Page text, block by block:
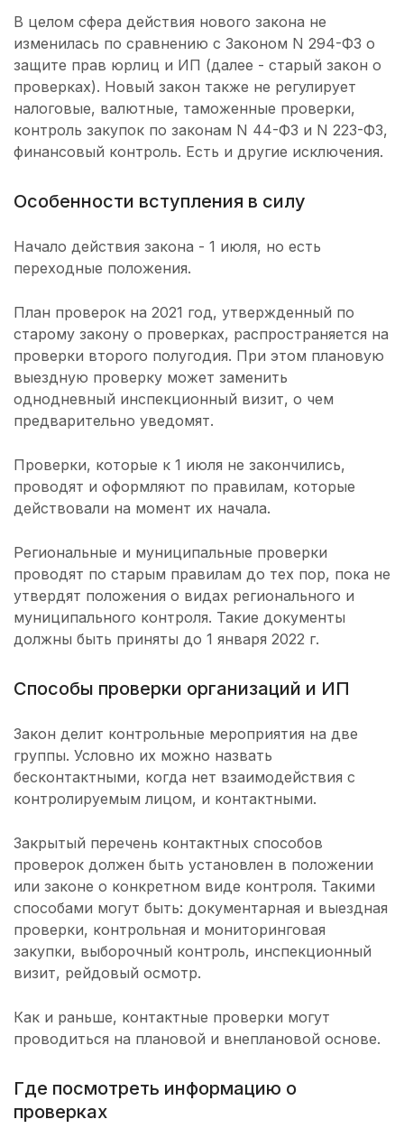
В целом сфера действия нового закона не
изменилась по сравнению с Законом N 294-ФЗ о
защите прав юрлиц и ИП (далее - старый закон о
проверках). Новый закон также не регулирует
налоговые, валютные, таможенные проверки,
контроль закупок по законам N 44-ФЗ и N 223-ФЗ,
финансовый контроль. Есть и другие исключения.
Особенности вступления в силу
Начало действия закона - 1 июля, но есть
переходные положения.
План проверок на 2021 год, утвержденный по
старому закону о проверках, распространяется на
проверки второго полугодия. При этом плановую
выездную проверку может заменить
однодневный инспекционный визит, о чем
предварительно уведомят.
Проверки, которые к 1 июля не закончились,
проводят и оформляют по правилам, которые
действовали на момент их начала.
Региональные и муниципальные проверки
проводят по старым правилам до тех пор, пока не
утвердят положения о видах регионального и
муниципального контроля. Такие документы
должны быть приняты до 1 января 2022 г.
Способы проверки организаций и ИП
Закон делит контрольные мероприятия на две
группы. Условно их можно назвать
бесконтактными, когда нет взаимодействия с
контролируемым лицом, и контактными.
Закрытый перечень контактных способов
проверок должен быть установлен в положении
или законе о конкретном виде контроля. Такими
способами могут быть: документарная и выездная
проверки, контрольная и мониторинговая
закупки, выборочный контроль, инспекционный
визит, рейдовый осмотр.
Как и раньше, контактные проверки могут
проводиться на плановой и внеплановой основе.
Где посмотреть информацию о
проверках